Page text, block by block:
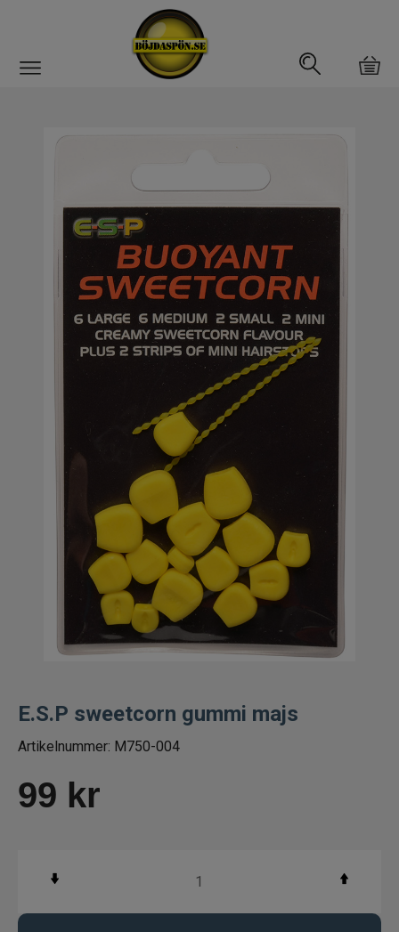
Småplock
Förvaring
RAM produkter
Termosar och kylväskor
Väga och mäta
Verktyg
Lim
E.S.P sweetcorn gummi majs
Artikelnummer: M750-004
99 kr